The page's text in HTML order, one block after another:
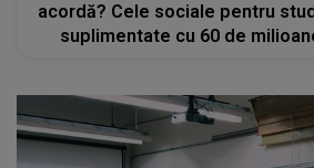
acordă? Cele sociale pentru
suplimentate cu 60 de